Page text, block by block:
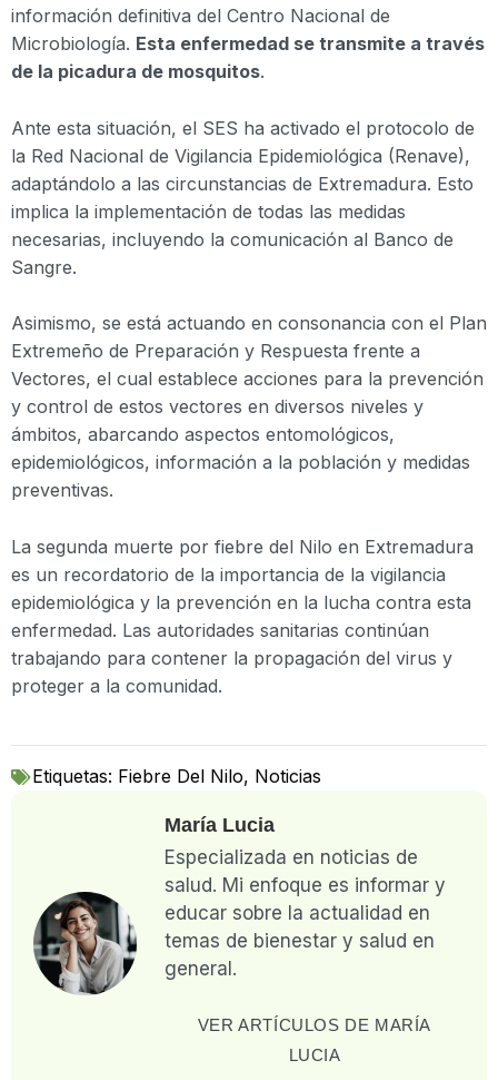
información definitiva del Centro Nacional de
Microbiología. Esta enfermedad se transmite a través
de la picadura de mosquitos.
Ante esta situación, el SES ha activado el protocolo de
la Red Nacional de Vigilancia Epidemiológica (Renave),
adaptándolo a las circunstancias de Extremadura. Esto
implica la implementación de todas las medidas
necesarias, incluyendo la comunicación al Banco de
Sangre.
Asimismo, se está actuando en consonancia con el Plan
Extremeño de Preparación y Respuesta frente a
Vectores, el cual establece acciones para la prevención
y control de estos vectores en diversos niveles y
ámbitos, abarcando aspectos entomológicos,
epidemiológicos, información a la población y medidas
preventivas.
La segunda muerte por fiebre del Nilo en Extremadura
es un recordatorio de la importancia de la vigilancia
epidemiológica y la prevención en la lucha contra esta
enfermedad. Las autoridades sanitarias continúan
trabajando para contener la propagación del virus y
proteger a la comunidad.
Etiquetas: Fiebre Del Nilo, Noticias
María Lucia
Especializada en noticias de
salud. Mi enfoque es informar y
educar sobre la actualidad en
temas de bienestar y salud en
general.
VER ARTÍCULOS DE MARÍA
LUCIA